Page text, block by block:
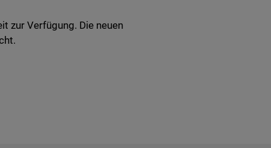
zur Verfügung. Die neuen